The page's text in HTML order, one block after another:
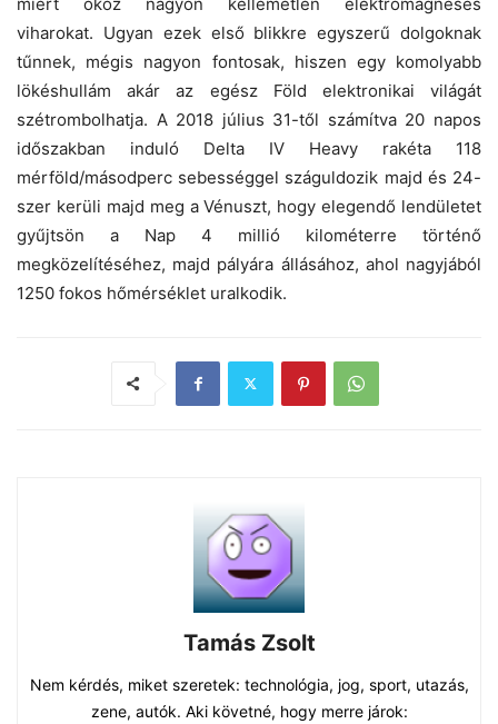
viharokat. Ugyan ezek első blikkre egyszerű dolgoknak
tűnnek, mégis nagyon fontosak, hiszen egy komolyabb
lökéshullám akár az egész Föld elektronikai világát
szétrombolhatja. A 2018 július 31-től számítva 20 napos
időszakban induló Delta IV Heavy rakéta 118
mérföld/másodperc sebességgel száguldozik majd és 24-
szer kerüli majd meg a Vénuszt, hogy elegendő lendületet
gyűjtsön a Nap 4 millió kilométerre történő
megközelítéséhez, majd pályára állásához, ahol nagyjából
1250 fokos hőmérséklet uralkodik.
Tamás Zsolt
Nem kérdés, miket szeretek: technológia, jog, sport, utazás,
zene, autók. Aki követné, hogy merre járok: